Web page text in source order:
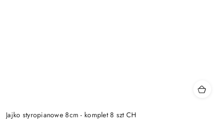
Jajko styropianowe 8cm - komplet 8 szt CH